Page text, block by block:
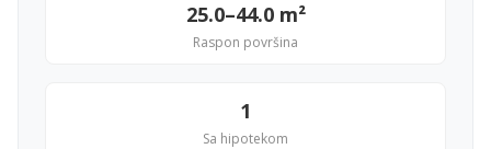
25.0–44.0 m²
Raspon površina
1
Sa hipotekom